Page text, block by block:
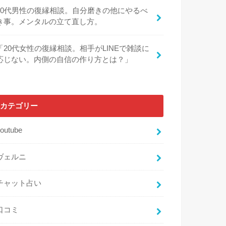
代男性の復縁相談。自分磨きの他にやるべ
事。メンタルの立て直し方。
20代女性の復縁相談。相手がLINEで雑談に
じない。内側の自信の作り方とは？」
カテゴリー
ェルニ
ャット占い
コミ